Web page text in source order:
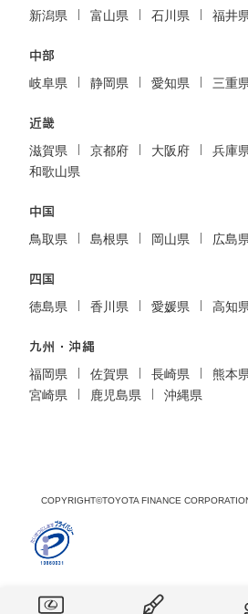
新潟県 富山県 石川県 福井
中部
岐阜県 静岡県 愛知県 三重
近畿
滋賀県 京都府 大阪府 兵庫
和歌山県
中国
鳥取県 島根県 岡山県 広島
四国
徳島県 香川県 愛媛県 高知
九州・沖縄
福岡県 佐賀県 長崎県 熊本
宮崎県
鹿児島県 沖縄県
COPYRIGHT©TOYOTA FINANCE